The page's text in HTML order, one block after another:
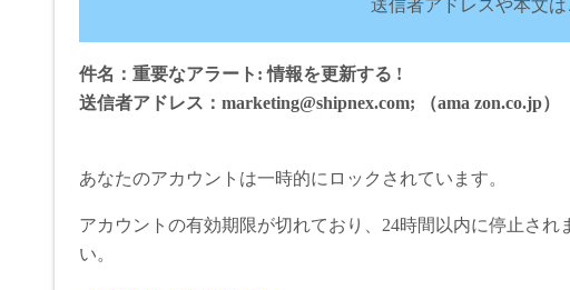
送信者アドレスや本文は
件名：重要なアラート: 情報を更新する !
送信者アドレス：marketing@shipnex.com; （ama zon.co.jp）
あなたのアカウントは一時的にロックされています。
アカウントの有効期限が切れており、24時間以内に停止さ
い。